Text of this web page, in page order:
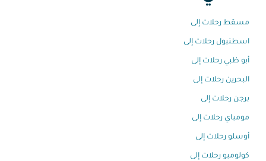
مسقط رحلات إلى
اسطنبول رحلات إلى
أبو ظبي رحلات إلى
البحرين رحلات إلى
برجن رحلات إلى
مومباي رحلات إلى
أوسلو رحلات إلى
كولومبو رحلات إلى